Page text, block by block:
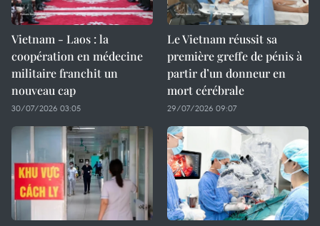
Vietnam - Laos : la
coopération en médecine
militaire franchit un
nouveau cap
30/07/2026 03:05
Le Vietnam réussit sa
première greffe de pénis à
partir d’un donneur en
mort cérébrale
29/07/2026 09:07